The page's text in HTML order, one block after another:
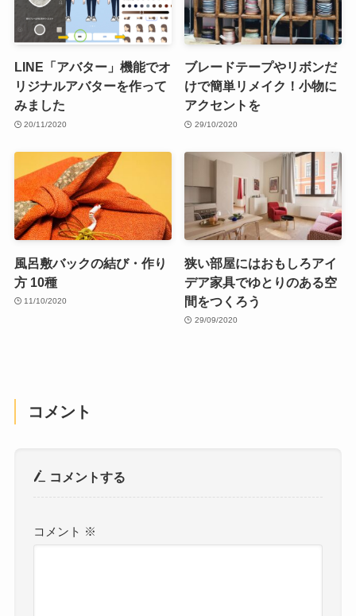
LINE「アバター」機能でオ
リジナルアバターを作って
みました
20/11/2020
ブレードテープやリボンだ
けで簡単リメイク！小物に
アクセントを
29/10/2020
風呂敷バックの結び・作り
方 10種
11/10/2020
狭い部屋にはおもしろアイ
デア家具でゆとりのある空
間をつくろう
29/09/2020
コメント
コメントする
コメント ※